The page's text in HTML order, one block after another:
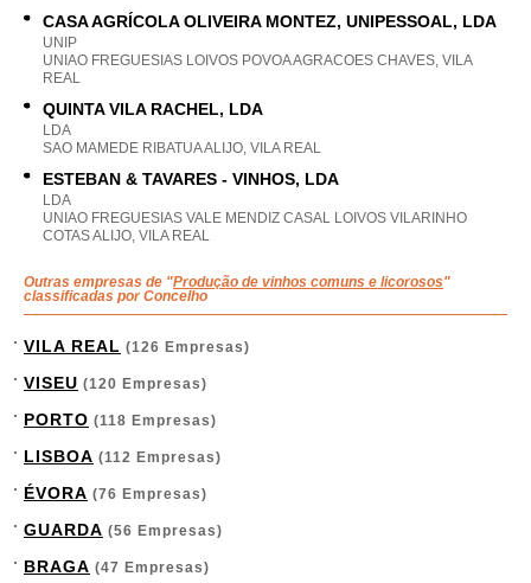
CASA AGRÍCOLA OLIVEIRA MONTEZ, UNIPESSOAL, LDA
UNIP
UNIAO FREGUESIAS LOIVOS POVOA AGRACOES CHAVES, VILA
REAL
QUINTA VILA RACHEL, LDA
LDA
SAO MAMEDE RIBATUA ALIJO, VILA REAL
ESTEBAN & TAVARES - VINHOS, LDA
LDA
UNIAO FREGUESIAS VALE MENDIZ CASAL LOIVOS VILARINHO
COTAS ALIJO, VILA REAL
Outras empresas de "Produção de vinhos comuns e licorosos"
classificadas por Concelho
VILA REAL (126 Empresas)
VISEU (120 Empresas)
PORTO (118 Empresas)
LISBOA (112 Empresas)
ÉVORA (76 Empresas)
GUARDA (56 Empresas)
BRAGA (47 Empresas)